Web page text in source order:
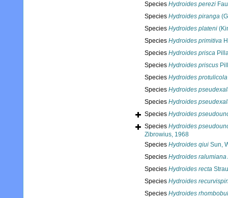
Species Hydroides perezi
Species Hydroides piranga
Species Hydroides plateni
Species Hydroides primitiva
Species Hydroides prisca
Species Hydroides priscus
Species Hydroides protulicola
Species Hydroides
Species Hydroides
Species Hydroides
Species Hydroides
Zibrowius, 1968
Species Hydroides qiui Sun,
Species Hydroides ralumiana
Species Hydroides recta
Species Hydroides
Species Hydroides